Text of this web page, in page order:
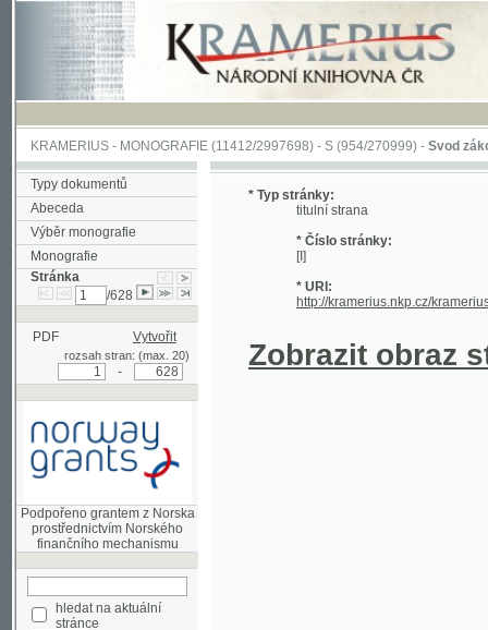
KRAMERIUS-MONOGRAFIE(11412/2997698) -S (954/270999)-Svod zákonův
Typy dokumentů
Abeceda
Výběr monografie
Monografie
Stránka
/628
PDF Vytvořit
rozsah stran: (max. 20)
Podpořeno grantem z Norska
prostřednictvím Norského
hledat na aktuální
stránce
Pokročilé vyhledávání
* Typ stránky:
titulní strana
* Číslo stránky:
* URI: